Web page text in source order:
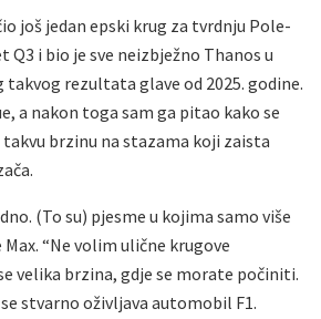
još jedan epski krug za tvrdnju Pole-
Q3 i bio je sve neizbježno Thanos u
rezultata glave od 2025. godine.
a nakon toga sam ga pitao kako se
takvu brzinu na stazama koji zaista
(To su) pjesme u kojima samo više
“Ne volim ulične krugove
velika brzina, gdje se morate počiniti.
stvarno oživljava automobil F1.